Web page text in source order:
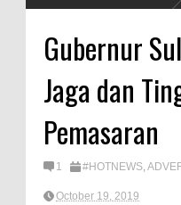
Gubernur
Jaga dan
Pemasaran
1 #HOTNEWS,
October 19, 2019